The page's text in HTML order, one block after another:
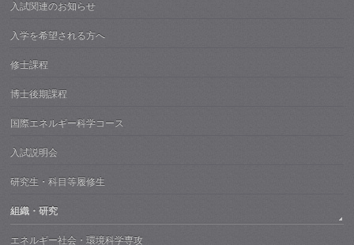
入試関連のお知らせ
入学を希望される方へ
修士課程
博士後期課程
国際エネルギー科学コース
入試説明会
研究生・科目等履修生
組織・研究
エネルギー社会・環境科学専攻